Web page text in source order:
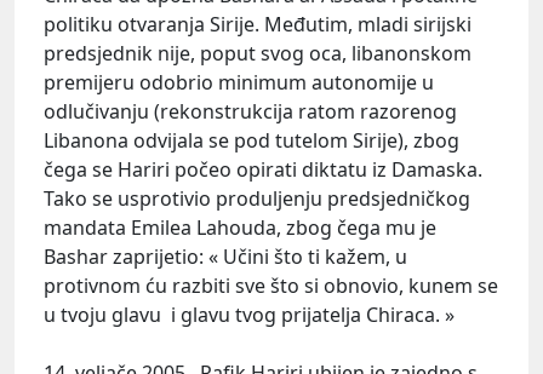
politiku otvaranja Sirije. Međutim, mladi sirijski
predsjednik nije, poput svog oca, libanonskom
premijeru odobrio minimum autonomije u
odlučivanju (rekonstrukcija ratom razorenog
Libanona odvijala se pod tutelom Sirije), zbog
čega se Hariri počeo opirati diktatu iz Damaska.
Tako se usprotivio produljenju predsjedničkog
mandata Emilea Lahouda, zbog čega mu je
Bashar zaprijetio: « Učini što ti kažem, u
protivnom ću razbiti sve što si obnovio, kunem se
u tvoju glavu i glavu tvog prijatelja Chiraca. »